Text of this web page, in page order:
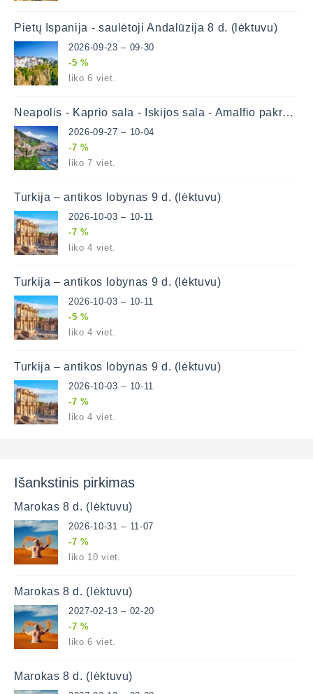
Pietų Ispanija - saulėtoji Andalūzija 8 d. (lėktuvu)
2026-09-23 – 09-30
-5 %
liko 6 viet.
Neapolis - Kaprio sala - Iskijos sala - Amalfio pakrantė 8 d. (lėktuvu)
2026-09-27 – 10-04
-7 %
liko 7 viet.
Turkija – antikos lobynas 9 d. (lėktuvu)
2026-10-03 – 10-11
-7 %
liko 4 viet.
Turkija – antikos lobynas 9 d. (lėktuvu)
2026-10-03 – 10-11
-5 %
liko 4 viet.
Turkija – antikos lobynas 9 d. (lėktuvu)
2026-10-03 – 10-11
-7 %
liko 4 viet.
Išankstinis pirkimas
Marokas 8 d. (lėktuvu)
2026-10-31 – 11-07
-7 %
liko 10 viet.
Marokas 8 d. (lėktuvu)
2027-02-13 – 02-20
-7 %
liko 6 viet.
Marokas 8 d. (lėktuvu)